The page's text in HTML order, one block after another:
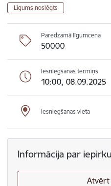
Līgums noslēgts
Paredzamā līgumcena
50000
Iesniegšanas termiņš
10:00, 08.09.2025
Iesniegšanas vieta
Informācija par
Atvērt